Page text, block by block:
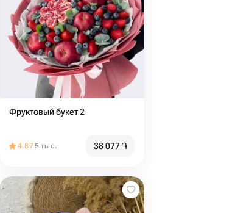
Фруктовый букет 2
4.875 тыс. 38 077֏